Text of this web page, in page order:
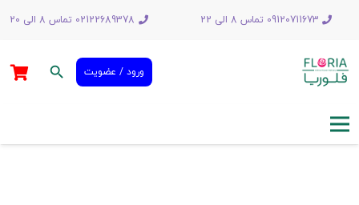
09120711673 تماس 8 الی 22 02122689378 تماس 8 الی 20
ورود / عضویت search